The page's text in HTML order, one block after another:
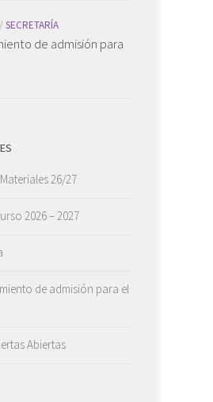
/ SECRETARÍA
de admisión para
26/27
2026 – 2027
de admisión para el
Abiertas